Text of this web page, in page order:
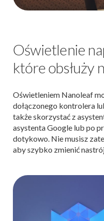
Oświetlenie
które obsłuży
Oświetleniem Nanoleaf
dołączonego kontrolera
także skorzystać z
asystenta Google lub po
dotykowo. Nie musisz
aby szybko zmienić